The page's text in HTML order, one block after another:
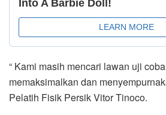
“ Kami masih mencari lawan uji
memaksimalkan dan
Pelatih Fisik Persik Vitor Tinoco.